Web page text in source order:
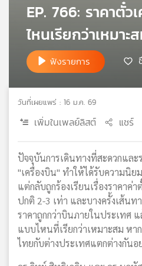
แผนที่
วิทยุ
เครือ
EP. 766: ราคาตั๋
ไหนเรียกว่าเหมาะ
ฟังรายการ
วันที่เผยแพร่ : 16 ม.ค. 69
เพิ่มในเพลย์ลิสต์ แชร์
ปัจจุบันการเดินทางที่สะดวกและ
"เครื่องบิน" ทำให้ได้รับความนิย
แต่กลับถูกร้องเรียนเรื่องราคาค่า
ปกติ 2-3 เท่า และบางครั้งเส้นท
ราคาถูกกว่าบินภายในประเทศ
แบบไหนที่เรียกว่าเหมาะสม หา
ไทยกับต่างประเทศแตกต่างกันอ